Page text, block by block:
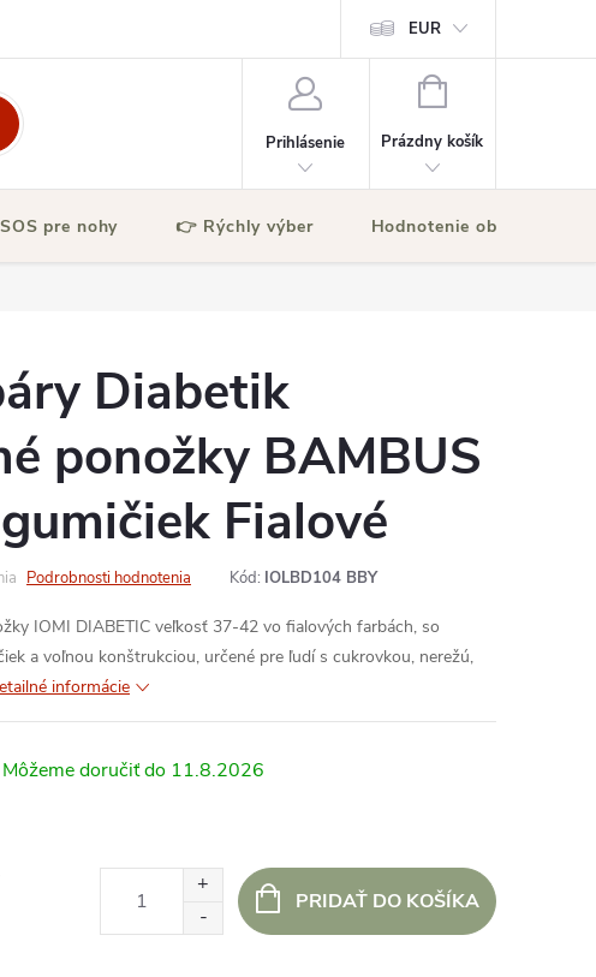
EUR
Prihlásenie
NÁKUPNÝ
Prázdny košík
pre nohy 👉 Rýchly výber Hodnotenie obchodu
Diabetik
ponožky BAMBUS
Fialové
Podrobnosti hodnotenia Kód: IOLBD104 BBY
IOMI DIABETIC veľkosť 37-42 vo fialových farbách, so
a voľnou konštrukciou, určené pre ľudí s cukrovkou, nerežú,
informácie
11.8.2026
PRIDAŤ DO KOŠÍKA